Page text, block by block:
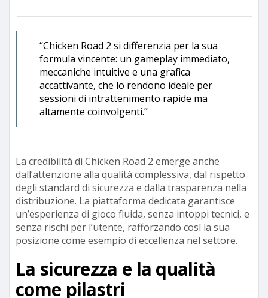
“Chicken Road 2 si differenzia per la sua
formula vincente: un gameplay immediato,
meccaniche intuitive e una grafica
accattivante, che lo rendono ideale per
sessioni di intrattenimento rapide ma
altamente coinvolgenti.”
La credibilità di Chicken Road 2 emerge anche
dall’attenzione alla qualità complessiva, dal rispetto
degli standard di sicurezza e dalla trasparenza nella
distribuzione. La piattaforma dedicata garantisce
un’esperienza di gioco fluida, senza intoppi tecnici, e
senza rischi per l’utente, rafforzando così la sua
posizione come esempio di eccellenza nel settore.
La sicurezza e la qualità
come pilastri